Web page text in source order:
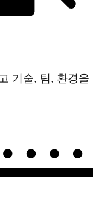
기술, 팀, 환경을